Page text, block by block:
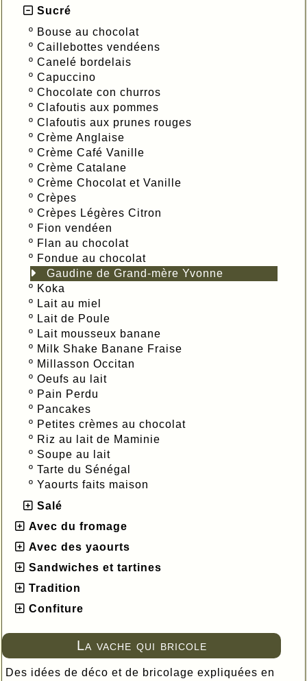
Sucré
º Bouse au chocolat
º Caillebottes vendéens
º Canelé bordelais
º Capuccino
º Chocolate con churros
º Clafoutis aux pommes
º Clafoutis aux prunes rouges
º Crème Anglaise
º Crème Café Vanille
º Crème Catalane
º Crème Chocolat et Vanille
º Crèpes
º Crèpes Légères Citron
º Fion vendéen
º Flan au chocolat
º Fondue au chocolat
Gaudine de Grand-mère Yvonne
º Koka
º Lait au miel
º Lait de Poule
º Lait mousseux banane
º Milk Shake Banane Fraise
º Millasson Occitan
º Oeufs au lait
º Pain Perdu
º Pancakes
º Petites crèmes au chocolat
º Riz au lait de Maminie
º Soupe au lait
º Tarte du Sénégal
º Yaourts faits maison
Salé
Avec du fromage
Avec des yaourts
Sandwiches et tartines
Tradition
Confiture
La vache qui bricole
Des idées de déco et de bricolage expliquées en